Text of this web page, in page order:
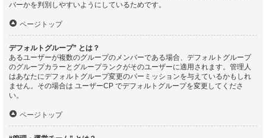
バーかを判別しやすいようにしているためです。
ページトップ
デフォルトグループ” とは？
あるユーザーが複数のグループのメンバーである場合、デフォルトグループ
のグループカラーとグループランクがそのユーザーに適用されます。管理人
はあなたにデフォルトグループ変更のパーミッションを与えているかもしれ
ません。その場合は ユーザーCP でデフォルトグループを変更してくださ
い。
ページトップ